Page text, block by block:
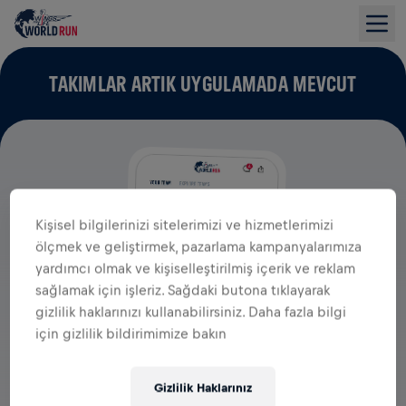
TAKIMLAR ARTIK UYGULAMADA MEVCUT
Kişisel bilgilerinizi sitelerimizi ve hizmetlerimizi
ölçmek ve geliştirmek, pazarlama kampanyalarımıza
yardımcı olmak ve kişiselleştirilmiş içerik ve reklam
sağlamak için işleriz. Sağdaki butona tıklayarak
gizlilik haklarınızı kullanabilirsiniz. Daha fazla bilgi
için gizlilik bildirimimize bakın
Gizlilik Haklarınız